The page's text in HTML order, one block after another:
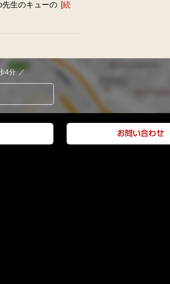
生のキューの [続
4分
お問い合わせ